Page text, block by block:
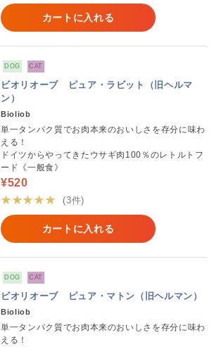
カートに入れる
DOG CAT
ビオリオーブ ピュア・ラビット（旧ヘルマ
ン）
Bioliob
単一タンパク質でお肉本来のおいしさを存分に味わ
える！
ドイツからやってきたウサギ肉100％のレトルトフ
ード《一般食》
¥520
★★★★★
(3件)
カートに入れる
DOG CAT
ビオリオーブ ピュア・マトン（旧ヘルマン）
Bioliob
単一タンパク質でお肉本来のおいしさを存分に味わ
える！